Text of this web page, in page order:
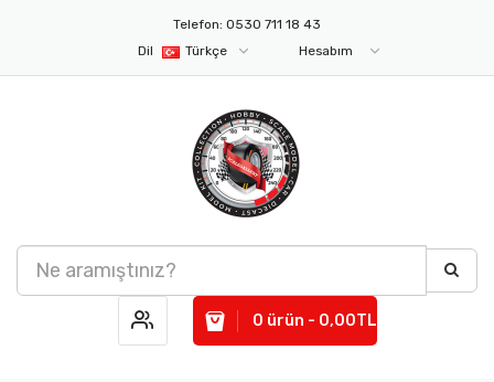
Telefon: 0530 711 18 43
Dil
Türkçe Hesabım
0 ürün - 0,00TL